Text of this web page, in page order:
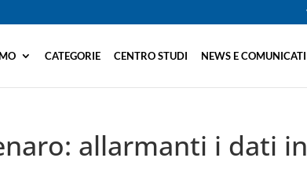
CATEGORIE CENTRO STUDI NEWS E COMUNICATI
allarmanti i dati in